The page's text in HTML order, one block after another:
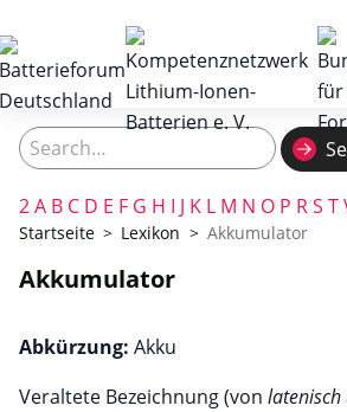
Search
2A B C D E F G H I J K L M N O P RS T
Startseite > Lexikon > Akkumulator
Akkumulator
Abkürzung: Akku
Veraltete Bezeichnung (von latenisch